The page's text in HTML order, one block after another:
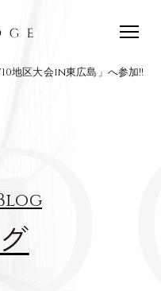
地区大会in東広島」へ参加!!